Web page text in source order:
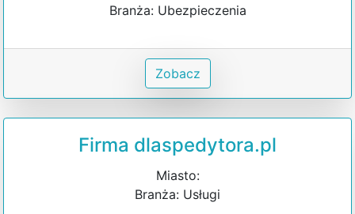
Branża: Ubezpieczenia
Zobacz
Firma dlaspedytora.pl
Miasto:
Branża: Usługi